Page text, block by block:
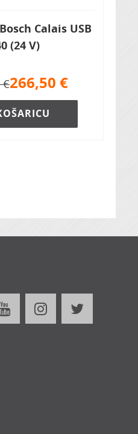
Calais USB
(24 V)
€266,50 €